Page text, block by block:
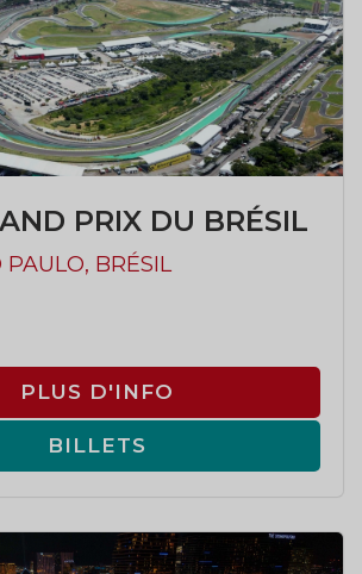
PRIX DU BRÉSIL
PAULO, BRÉSIL
PLUS D'INFO
BILLETS